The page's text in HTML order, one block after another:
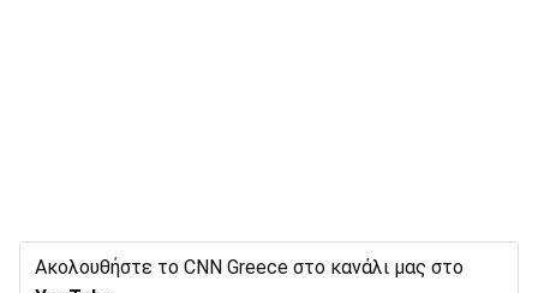
Ακολουθήστε το CNN Greece στο κανάλι μας στο